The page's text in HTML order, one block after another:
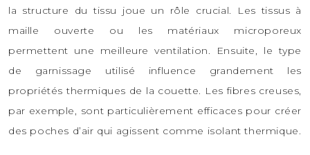
la structure du tissu joue un rôle crucial. Les tissus à
maille ouverte ou les matériaux microporeux
permettent une meilleure ventilation. Ensuite, le type
de garnissage utilisé influence grandement les
propriétés thermiques de la couette. Les fibres creuses,
par exemple, sont particulièrement efficaces pour créer
des poches d’air qui agissent comme isolant thermique.